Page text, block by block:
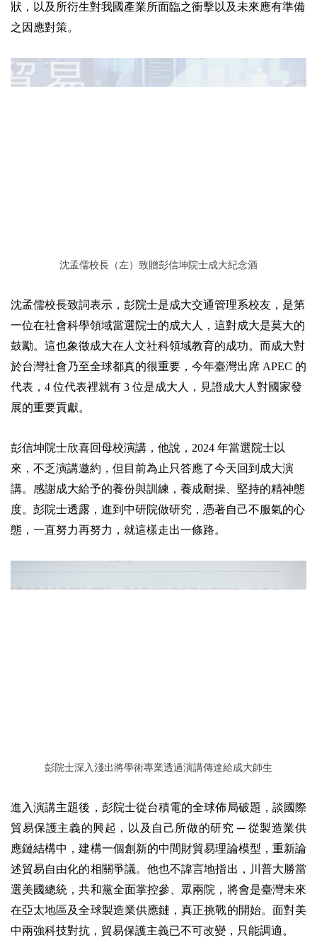
狀，以及所衍生對我國產業所面臨之衝擊以及未來應有準備
之因應對策。
沈孟儒校長（左）致贈彭信坤院士成大紀念酒
沈孟儒校長致詞表示，彭院士是成大交通管理系校友，是第
一位在社會科學領域當選院士的成大人，這對成大是莫大的
鼓勵。這也象徵成大在人文社科領域教育的成功。而成大對
於台灣社會乃至全球都真的很重要，今年臺灣出席 APEC 的
代表，4 位代表裡就有 3 位是成大人，見證成大人對國家發
展的重要貢獻。
彭信坤院士欣喜回母校演講，他說，2024 年當選院士以
來，不乏演講邀約，但目前為止只答應了今天回到成大演
講。感謝成大給予的養份與訓練，養成耐操、堅持的精神態
度。彭院士透露，進到中研院做研究，憑著自己不服氣的心
態，一直努力再努力，就這樣走出一條路。
彭院士深入淺出將學術專業透過演講傳達給成大師生
進入演講主題後，彭院士從台積電的全球佈局破題，談國際
貿易保護主義的興起，以及自己所做的研究 ─ 從製造業供
應鏈結構中，建構一個創新的中間財貿易理論模型，重新論
述貿易自由化的相關爭議。他也不諱言地指出，川普大勝當
選美國總統，共和黨全面掌控參、眾兩院，將會是臺灣未來
在亞太地區及全球製造業供應鏈，真正挑戰的開始。面對美
中兩強科技對抗，貿易保護主義已不可改變，只能調適。